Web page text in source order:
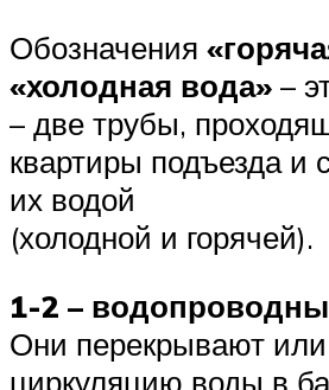
Обозначения
«холодная вода» –
– две трубы,
квартиры подъезда
их водой
(холодной и горячей).
1-2 –
Они перекрывают
циркуляцию воды в